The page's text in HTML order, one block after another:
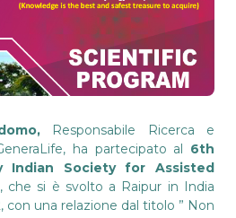
Responsabile Ricerca e
ha partecipato al 6th
Indian Society for Assisted
, che si è svolto a Raipur in India
con una relazione dal titolo ” Non